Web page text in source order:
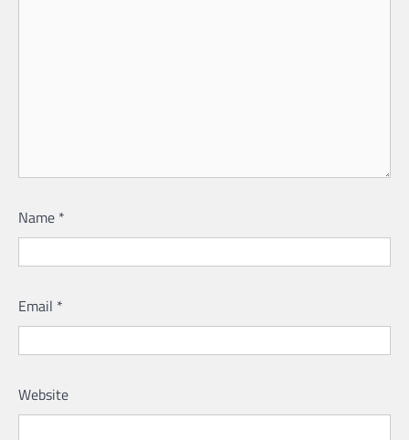
Name *
Email *
Website